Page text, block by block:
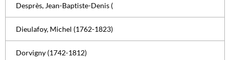
Desprès, Jean-Baptiste-Denis (
Dieulafoy, Michel (1762-1823)
Dorvigny (1742-1812)